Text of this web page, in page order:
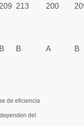
209 213 200
B B A B
de eficiencia
del